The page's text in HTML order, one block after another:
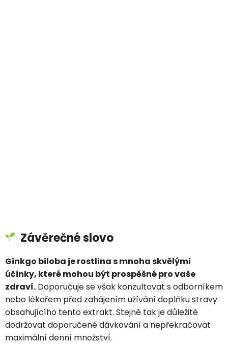
Závěrečné slovo
Ginkgo biloba je rostlina s mnoha skvělými
účinky, které mohou být prospěšné pro vaše
zdraví. Doporučuje se však konzultovat s odborníkem
nebo lékařem před zahájením užívání doplňku stravy
obsahujícího tento extrakt. Stejně tak je důležité
dodržovat doporučené dávkování a nepřekračovat
maximální denní množství.